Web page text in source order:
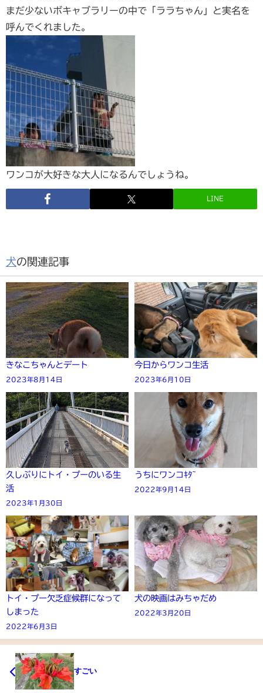
まだ少ないボキャブラリーの中で「ララちゃん」と実名を
呼んでくれました。
ワンコが大好きな大人になるんでしょうね。
LINE
犬の関連記事
きなこちゃんとデート
2023年8月14日
今日からワンコ生活
2023年6月10日
久しぶりにトイ・プーのいる生
活
2023年1月30日
うちにワンコｷﾀ~
2022年9月14日
トイ・プー欠乏症候群になって
しまった
2022年6月3日
犬の映画はみちゃだめ
2022年3月20日
すごい